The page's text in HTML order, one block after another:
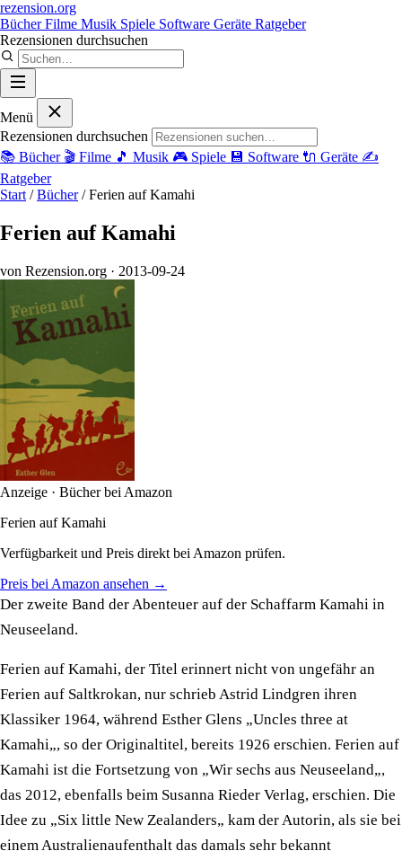
rezension.org
BücherFilme Musik Spiele Software Geräte Ratgeber
Rezensionen durchsuchen
Menü
Rezensionen durchsuchen
📚 Bücher 🎬 Filme 🎵 Musik 🎮 Spiele 💾 Software 🔌 Geräte ✍️
Ratgeber
Start / Bücher / Ferien auf Kamahi
Ferien auf Kamahi
von Rezension.org · 2013-09-24
Anzeige · Bücher bei Amazon
Ferien auf Kamahi
Verfügbarkeit und Preis direkt bei Amazon prüfen.
Preis bei Amazon ansehen →
Der zweite Band der Abenteuer auf der Schaffarm Kamahi in
Neuseeland.
Ferien auf Kamahi, der Titel erinnert nicht von ungefähr an
Ferien auf Saltkrokan, nur schrieb Astrid Lindgren ihren
Klassiker 1964, während Esther Glens „Uncles three at
Kamahi„, so der Originaltitel, bereits 1926 erschien. Ferien auf
Kamahi ist die Fortsetzung von „Wir sechs aus Neuseeland„,
das 2012, ebenfalls beim Susanna Rieder Verlag, erschien. Die
Idee zu „Six little New Zealanders„ kam der Autorin, als sie bei
einem Australienaufenthalt das damals sehr bekannt